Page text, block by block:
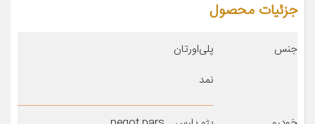
جزئیات محصول
جنس
پلی‌اورتان
نمد